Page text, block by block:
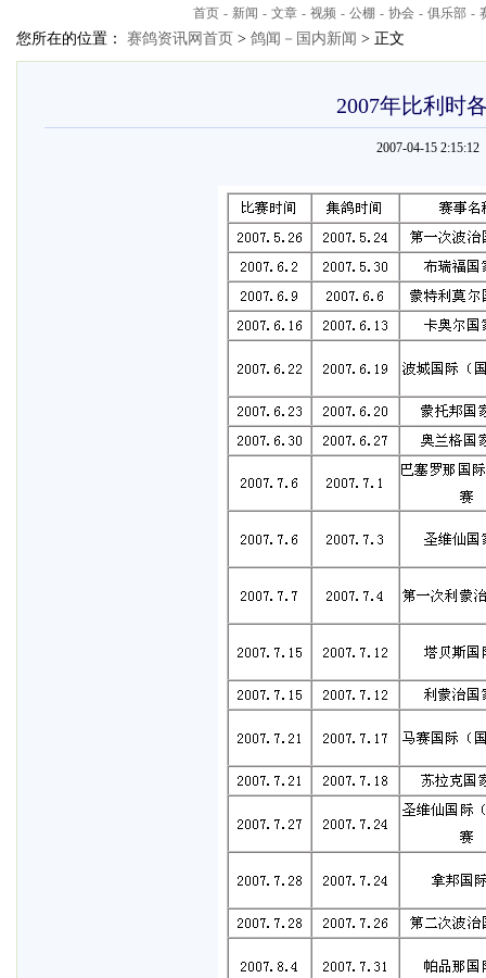
首页 - 新闻 - 文章 - 视频 - 公棚 - 协会 - 俱乐部 -
您所在的位置： 赛鸽资讯网首页 > 鸽闻－国内新闻 > 正文
2007年比利时
2007-04-15